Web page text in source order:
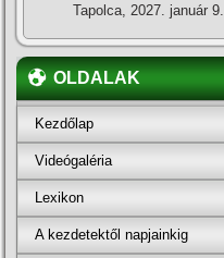
Tapolca, 2027. január 9.
OLDALAK
Kezdőlap
Videógaléria
Lexikon
A kezdetektől napjainkig